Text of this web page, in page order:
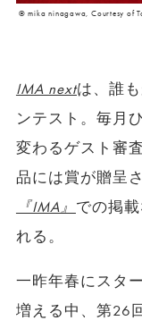
© mika ninagawa, Courtesy of
IMA nextは、誰
ンテスト。毎月
変わるゲスト審
品には賞が贈呈
『IMA』 での掲
れる。
一昨年春にスタ
増える中、第26